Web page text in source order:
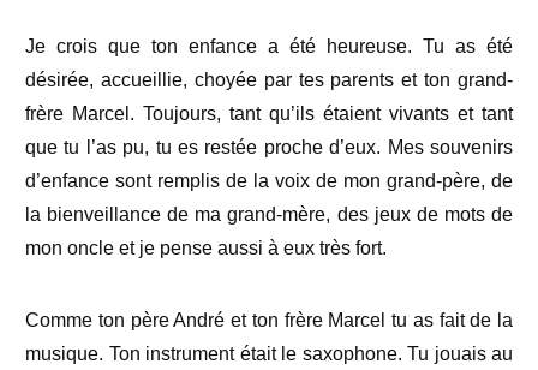
Je crois que ton enfance a été heureuse. Tu as été
désirée, accueillie, choyée par tes parents et ton grand-
frère Marcel. Toujours, tant qu’ils étaient vivants et tant
que tu l’as pu, tu es restée proche d’eux. Mes souvenirs
d’enfance sont remplis de la voix de mon grand-père, de
la bienveillance de ma grand-mère, des jeux de mots de
mon oncle et je pense aussi à eux très fort.
Comme ton père André et ton frère Marcel tu as fait de la
musique. Ton instrument était le saxophone. Tu jouais au